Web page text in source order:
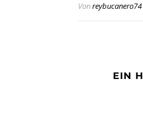
Vonreybucanero74
EIN